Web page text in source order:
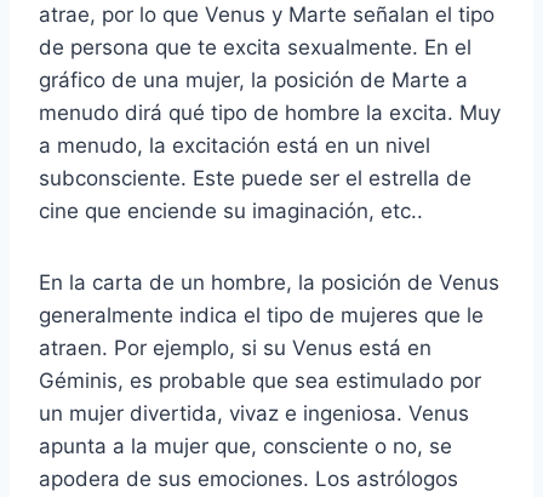
atrae, por lo que Venus y Marte señalan el tipo
de persona que te excita sexualmente. En el
gráfico de una mujer, la posición de Marte a
menudo dirá qué tipo de hombre la excita. Muy
a menudo, la excitación está en un nivel
subconsciente. Este puede ser el estrella de
cine que enciende su imaginación, etc..
En la carta de un hombre, la posición de Venus
generalmente indica el tipo de mujeres que le
atraen. Por ejemplo, si su Venus está en
Géminis, es probable que sea estimulado por
un mujer divertida, vivaz e ingeniosa. Venus
apunta a la mujer que, consciente o no, se
apodera de sus emociones. Los astrólogos